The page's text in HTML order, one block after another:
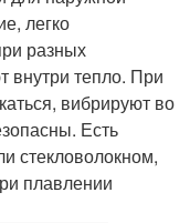
панели
панели
легко
разных
внутри тепло. При
вибрируют во
Есть
стекловолокном,
плавлении